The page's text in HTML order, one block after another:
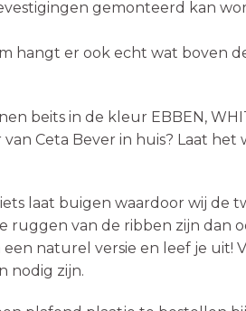
gemonteerd kan
hangt er ook echt wat boven
beits in de kleur EBBEN,
Ceta Bever in huis? Laat
laat buigen waardoor wij de
ruggen van de ribben zijn dan
naturel versie en leef je uit!
nodig zijn.